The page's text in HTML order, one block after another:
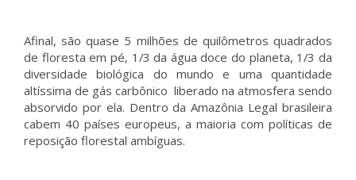
Afinal, são quase 5 milhões de quilômetros quadrados
de floresta em pé, 1/3 da água doce do planeta, 1/3 da
diversidade biológica do mundo e uma quantidade
altíssima de gás carbônico liberado na atmosfera sendo
absorvido por ela. Dentro da Amazônia Legal brasileira
cabem 40 países europeus, a maioria com políticas de
reposição florestal ambíguas.